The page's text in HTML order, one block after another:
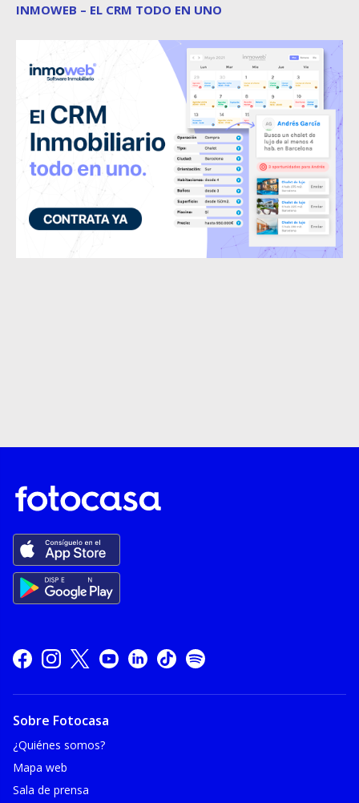
INMOWEB – EL CRM TODO EN UNO
Sobre Fotocasa
¿Quiénes somos?
Mapa web
Sala de prensa